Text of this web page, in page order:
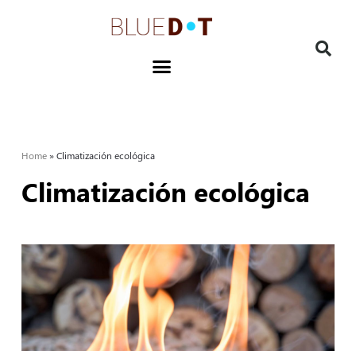
Home»Climatización ecológica
Climatización ecológica